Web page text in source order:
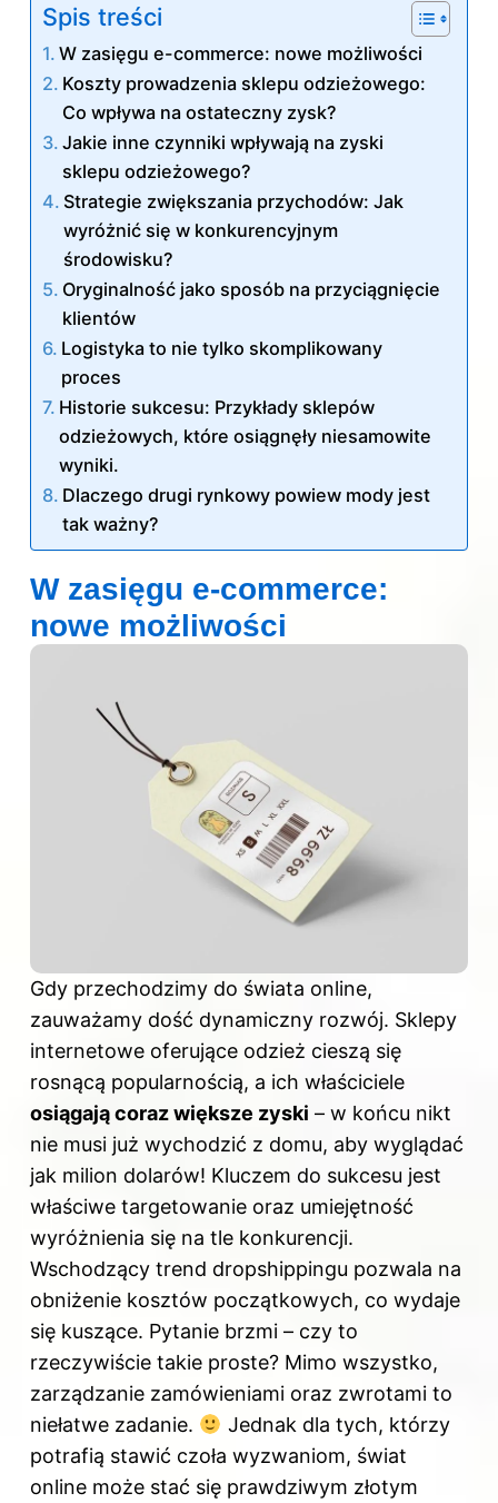
Spis treści
W zasięgu e-commerce: nowe możliwości
Koszty prowadzenia sklepu odzieżowego:
Co wpływa na ostateczny zysk?
Jakie inne czynniki wpływają na zyski
sklepu odzieżowego?
Strategie zwiększania przychodów: Jak
wyróżnić się w konkurencyjnym
środowisku?
Oryginalność jako sposób na przyciągnięcie
klientów
Logistyka to nie tylko skomplikowany
proces
Historie sukcesu: Przykłady sklepów
odzieżowych, które osiągnęły niesamowite
wyniki.
Dlaczego drugi rynkowy powiew mody jest
tak ważny?
W zasięgu e-commerce:
nowe możliwości
Gdy przechodzimy do świata online,
zauważamy dość dynamiczny rozwój. Sklepy
internetowe oferujące odzież cieszą się
rosnącą popularnością, a ich właściciele
osiągają coraz większe zyski – w końcu nikt
nie musi już wychodzić z domu, aby wyglądać
jak milion dolarów! Kluczem do sukcesu jest
właściwe targetowanie oraz umiejętność
wyróżnienia się na tle konkurencji.
Wschodzący trend dropshippingu pozwala na
obniżenie kosztów początkowych, co wydaje
się kuszące. Pytanie brzmi – czy to
rzeczywiście takie proste? Mimo wszystko,
zarządzanie zamówieniami oraz zwrotami to
niełatwe zadanie.
Jednak dla tych, którzy
potrafią stawić czoła wyzwaniom, świat
online może stać się prawdziwym złotym